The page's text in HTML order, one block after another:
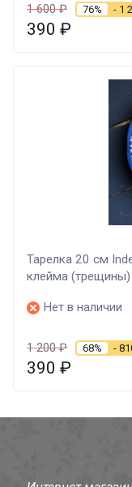
1 600₽ 76% - 1
390 ₽
Тарелка 20 см
клейма (трещины)
Нет в наличии
1 200₽ 68% -
390 ₽